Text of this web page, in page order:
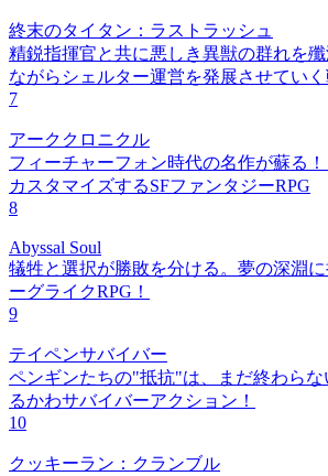
終末のタイタン：ラストラッシュ
精鋭指揮官と共に悪しき異獣の群れを
ながらシェルター運営を発展させていく
7
アーククロニクル
フィーチャーフォン時代の名作が蘇る
カスタマイズするSFファンタジーRPG
8
Abyssal Soul
犠牲と選択が勝敗を分ける。夢の深淵
ーグライクRPG！
9
テイペンサバイバー
ペンギンたちの"抵抗"は、まだ終わらな
るかわサバイバーアクション！
10
クッキーラン：クランブル